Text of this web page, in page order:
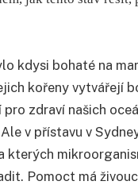
kdysi bohaté na
kořeny vytvářejí
zdraví našich
v přístavu v
kterých
Pomoct má